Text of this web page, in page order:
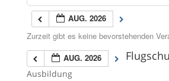
AUG. 2026
Zurzeit gibt es keine bevorstehenden
AUG. 2026
Ausbildung